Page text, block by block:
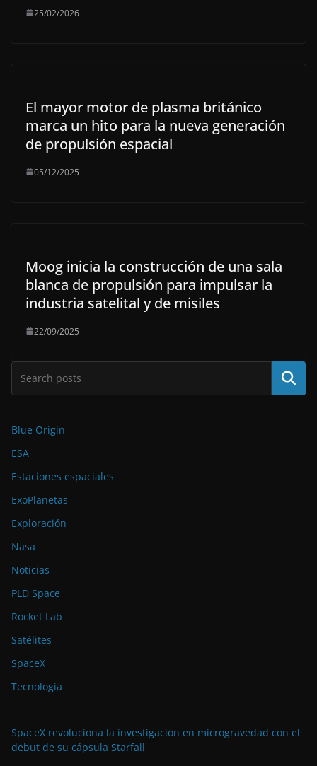
25/02/2026
El mayor motor de plasma británico
marca un hito para la nueva generación
de propulsión espacial
05/12/2025
Moog inicia la construcción de una sala
blanca de propulsión para impulsar la
industria satelital y de misiles
22/09/2025
Buscar
Blue Origin
ESA
Estaciones espaciales
ExoPlanetas
Exploración
Nasa
Noticias
PLD Space
Rocket Lab
Satélites
SpaceX
Tecnología
SpaceX revoluciona la investigación en microgravedad con el
debut de su cápsula Starfall